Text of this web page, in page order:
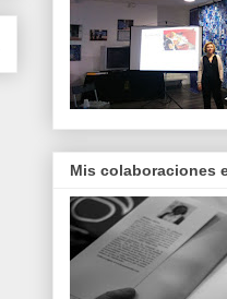
Mis colaboraciones